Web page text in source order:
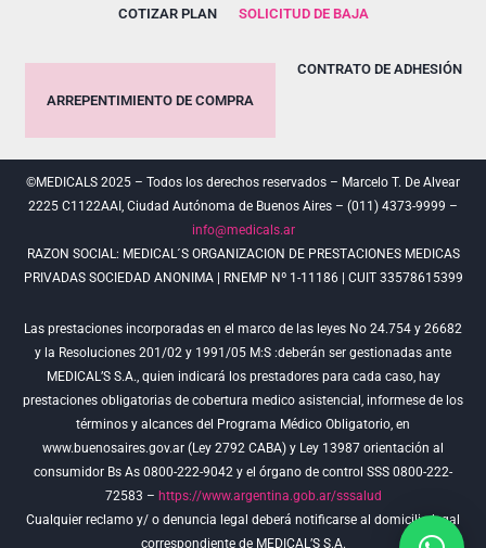
COTIZAR PLAN SOLICITUD DE BAJA
ARREPENTIMIENTO DE COMPRA
CONTRATO DE ADHESIÓN
©MEDICALS 2025 – Todos los derechos reservados – Marcelo T. De Alvear
2225 C1122AAI, Ciudad Autónoma de Buenos Aires – (011) 4373-9999 –
info@medicals.ar
RAZON SOCIAL: MEDICAL´S ORGANIZACION DE PRESTACIONES MEDICAS
PRIVADAS SOCIEDAD ANONIMA | RNEMP Nº 1-11186 | CUIT 33578615399
Las prestaciones incorporadas en el marco de las leyes No 24.754 y 26682
y la Resoluciones 201/02 y 1991/05 M:S :deberán ser gestionadas ante
MEDICAL’S S.A., quien indicará los prestadores para cada caso, hay
prestaciones obligatorias de cobertura medico asistencial, informese de los
términos y alcances del Programa Médico Obligatorio, en
www.buenosaires.gov.ar (Ley 2792 CABA) y Ley 13987 orientación al
consumidor Bs As 0800-222-9042 y el órgano de control SSS 0800-222-
72583 – https://www.argentina.gob.ar/sssalud
Cualquier reclamo y/ o denuncia legal deberá notificarse al domicilio legal
correspondiente de MEDICAL’S S.A.